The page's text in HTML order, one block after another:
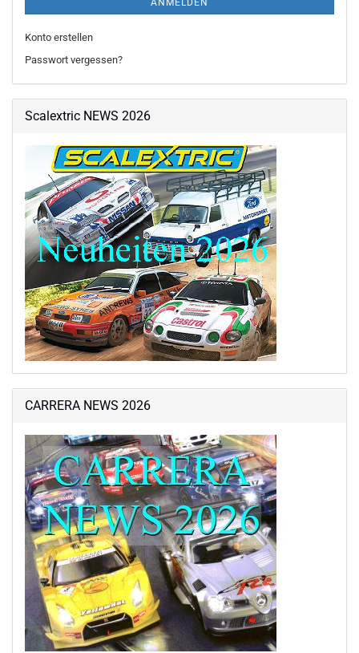
ANMELDEN
Konto erstellen
Passwort vergessen?
Scalextric NEWS 2026
CARRERA NEWS 2026